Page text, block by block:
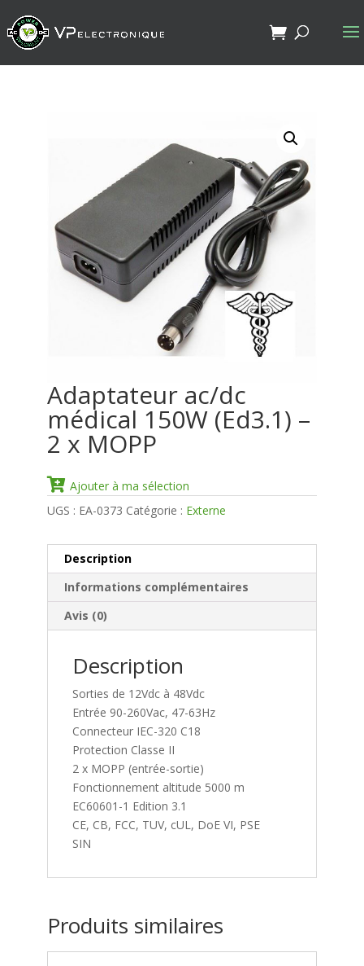
Adaptateur ac/dc
médical 150W (Ed3.1) –
2 x MOPP
Ajouter à ma sélection
UGS : EA-0373 Catégorie : Externe
Description
Informations complémentaires
Avis (0)
Description
Sorties de 12Vdc à 48Vdc
Entrée 90-260Vac, 47-63Hz
Connecteur IEC-320 C18
Protection Classe II
2 x MOPP (entrée-sortie)
Fonctionnement altitude 5000 m
EC60601-1 Edition 3.1
CE, CB, FCC, TUV, cUL, DoE VI, PSE
SIN
Produits similaires